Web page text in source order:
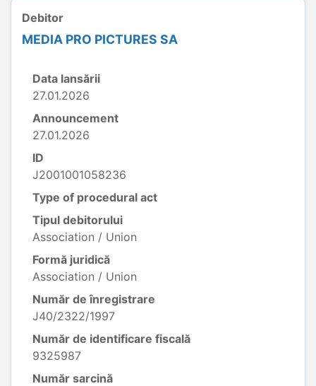
Debitor
MEDIA PRO PICTURES SA
Data lansării
27.01.2026
Announcement
27.01.2026
ID
J2001001058236
Type of procedural act
Tipul debitorului
Association / Union
Formă juridică
Association / Union
Număr de înregistrare
J40/2322/1997
Număr de identificare fiscală
9325987
Număr sarcină